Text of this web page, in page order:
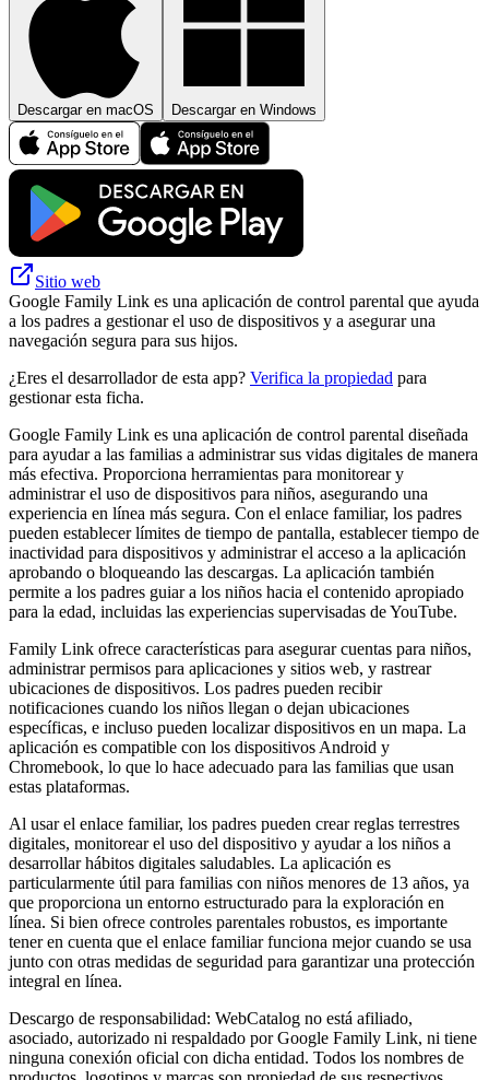
Descargar en macOS Descargar en Windows
Sitio web
Google Family Link es una aplicación de control parental que ayuda
a los padres a gestionar el uso de dispositivos y a asegurar una
navegación segura para sus hijos.
¿Eres el desarrollador de esta app? Verifica la propiedad para
gestionar esta ficha.
Google Family Link es una aplicación de control parental diseñada
para ayudar a las familias a administrar sus vidas digitales de manera
más efectiva. Proporciona herramientas para monitorear y
administrar el uso de dispositivos para niños, asegurando una
experiencia en línea más segura. Con el enlace familiar, los padres
pueden establecer límites de tiempo de pantalla, establecer tiempo de
inactividad para dispositivos y administrar el acceso a la aplicación
aprobando o bloqueando las descargas. La aplicación también
permite a los padres guiar a los niños hacia el contenido apropiado
para la edad, incluidas las experiencias supervisadas de YouTube.
Family Link ofrece características para asegurar cuentas para niños,
administrar permisos para aplicaciones y sitios web, y rastrear
ubicaciones de dispositivos. Los padres pueden recibir
notificaciones cuando los niños llegan o dejan ubicaciones
específicas, e incluso pueden localizar dispositivos en un mapa. La
aplicación es compatible con los dispositivos Android y
Chromebook, lo que lo hace adecuado para las familias que usan
estas plataformas.
Al usar el enlace familiar, los padres pueden crear reglas terrestres
digitales, monitorear el uso del dispositivo y ayudar a los niños a
desarrollar hábitos digitales saludables. La aplicación es
particularmente útil para familias con niños menores de 13 años, ya
que proporciona un entorno estructurado para la exploración en
línea. Si bien ofrece controles parentales robustos, es importante
tener en cuenta que el enlace familiar funciona mejor cuando se usa
junto con otras medidas de seguridad para garantizar una protección
integral en línea.
Descargo de responsabilidad: WebCatalog no está afiliado,
asociado, autorizado ni respaldado por Google Family Link, ni tiene
ninguna conexión oficial con dicha entidad. Todos los nombres de